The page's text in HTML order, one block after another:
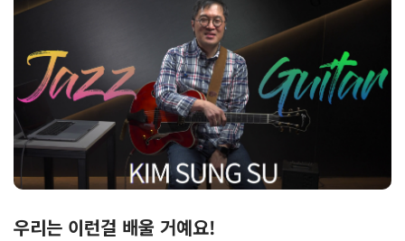
우리는 이런걸 배울 거예요!